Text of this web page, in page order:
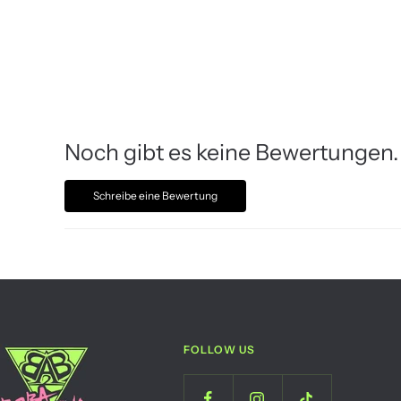
Noch gibt es keine
Schreibe eine Bewertung
FOLLOW US